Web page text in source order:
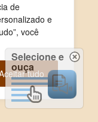
de
e
você
tudo
Selecione e
ouça